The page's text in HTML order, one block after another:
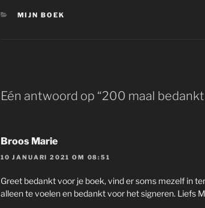
CATEGORIEËN
MIJN BOEK
Eén antwoord op “200 maal bedankt
Broos Marie
10 JANUARI 2021 OM 08:51
Greet bedankt voor je boek, vind er soms mezelf in
alleen te voelen en bedankt voor het signeren. Liefs